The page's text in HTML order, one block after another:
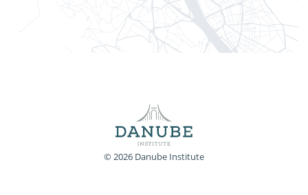
© 2026 Danube Institute